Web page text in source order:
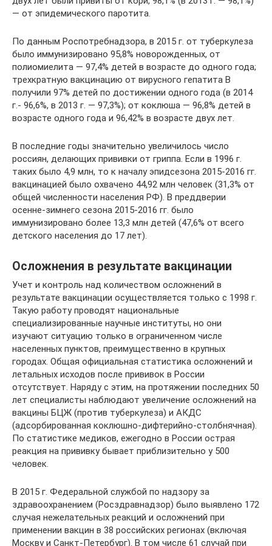
— от эпидемического паротита.
По данным Роспотребнадзора, в 2015 г. от туберкулеза
было иммунизировано 95,8% новорожденных, от
полиомиелита — 97,4% детей в возрасте до одного года;
трехкратную вакцинацию от вирусного гепатита В
получили 97% детей по достижении одного года (в 2014
г.- 96,6%, в 2013 г. — 97,3%); от коклюша — 96,8% детей в
возрасте одного года и 96,42% в возрасте двух лет.
В последние годы значительно увеличилось число
россиян, делающих прививки от гриппа. Если в 1996 г.
таких было 4,9 млн, то к началу эпидсезона 2015-2016 гг.
вакцинацией было охвачено 44,92 млн человек (31,3% от
общей численности населения РФ). В преддверии
осенне-зимнего сезона 2015-2016 гг. было
иммунизировано более 13,3 млн детей (47,6% от всего
детского населения до 17 лет).
Осложнения в результате вакцинации
Учет и контроль над количеством осложнений в
результате вакцинации осуществляется только с 1998 г.
Такую работу проводят национальные
специализированные научные институты, но они
изучают ситуацию только в ограниченном числе
населенных пунктов, преимущественно в крупных
городах. Общая официальная статистика осложнений и
летальных исходов после прививок в России
отсутствует. Наряду с этим, на протяжении последних 50
лет специалисты наблюдают увеличение осложнений на
вакцины БЦЖ (против туберкулеза) и АКДС
(адсорбированная коклюшно-дифтерийно-столбнячная).
По статистике медиков, ежегодно в России острая
реакция на прививку бывает приблизительно у 500
человек.
В 2015 г. Федеральной службой по надзору за
здравоохранением (Росздравнадзор) было выявлено 172
случая нежелательных реакций и осложнений при
применении вакцин в 38 российских регионах (включая
Москву и Санкт-Петербург). В том числе 61 случай при